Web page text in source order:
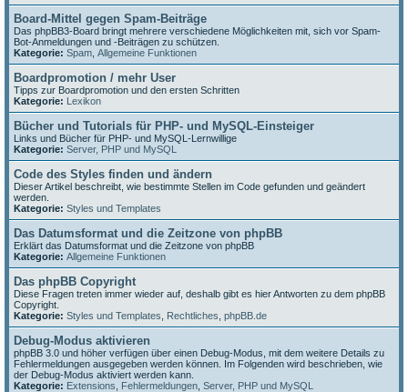
Board-Mittel gegen Spam-Beiträge
Das phpBB3-Board bringt mehrere verschiedene Möglichkeiten mit, sich vor Spam-
Bot-Anmeldungen und -Beiträgen zu schützen.
Kategorie: Spam Allgemeine Funktionen
Boardpromotion / mehr User
Tipps zur Boardpromotion und den ersten Schritten
Kategorie: Lexikon
Bücher und Tutorials für PHP- und MySQL-Einsteiger
Links und Bücher für PHP- und MySQL-Lernwillige
Kategorie: Server, PHP und MySQL
Code des Styles finden und ändern
Dieser Artikel beschreibt, wie bestimmte Stellen im Code gefunden und geändert
werden.
Kategorie: Styles und Templates
Das Datumsformat und die Zeitzone von phpBB
Erklärt das Datumsformat und die Zeitzone von phpBB
Kategorie: Allgemeine Funktionen
Das phpBB Copyright
Diese Fragen treten immer wieder auf, deshalb gibt es hier Antworten zu dem phpBB
Copyright.
Kategorie: Styles und Templates Rechtliches phpBB.de
Debug-Modus aktivieren
phpBB 3.0 und höher verfügen über einen Debug-Modus, mit dem weitere Details zu
Fehlermeldungen ausgegeben werden können. Im Folgenden wird beschrieben, wie
der Debug-Modus aktiviert werden kann.
Kategorie: Extensions Fehlermeldungen Server, PHP und MySQL